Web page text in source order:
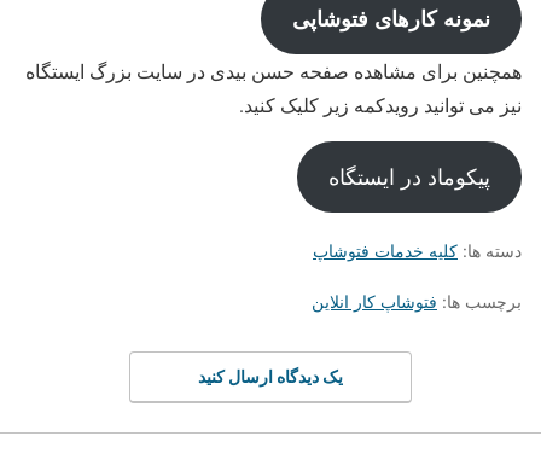
نمونه کارهای فتوشاپی
همچنین برای مشاهده صفحه حسن بیدی در سایت بزرگ ایستگاه
نیز می توانید رویدکمه زیر کلیک کنید.
پیکوماد در ایستگاه
دسته ها: کلیه خدمات فتوشاپ
برچسب ها: فتوشاپ کار انلاین
یک دیدگاه ارسال کنید